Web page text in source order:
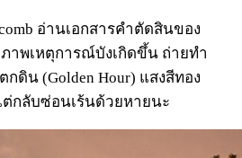
อ่านเอกสารคำตัดสินของ
าพเหตุการณ์บังเกิดขึ้น ถ่ายทำ
ดิน (Golden Hour) แสงสีทอง
กลับซ่อนเร้นด้วยหายนะ